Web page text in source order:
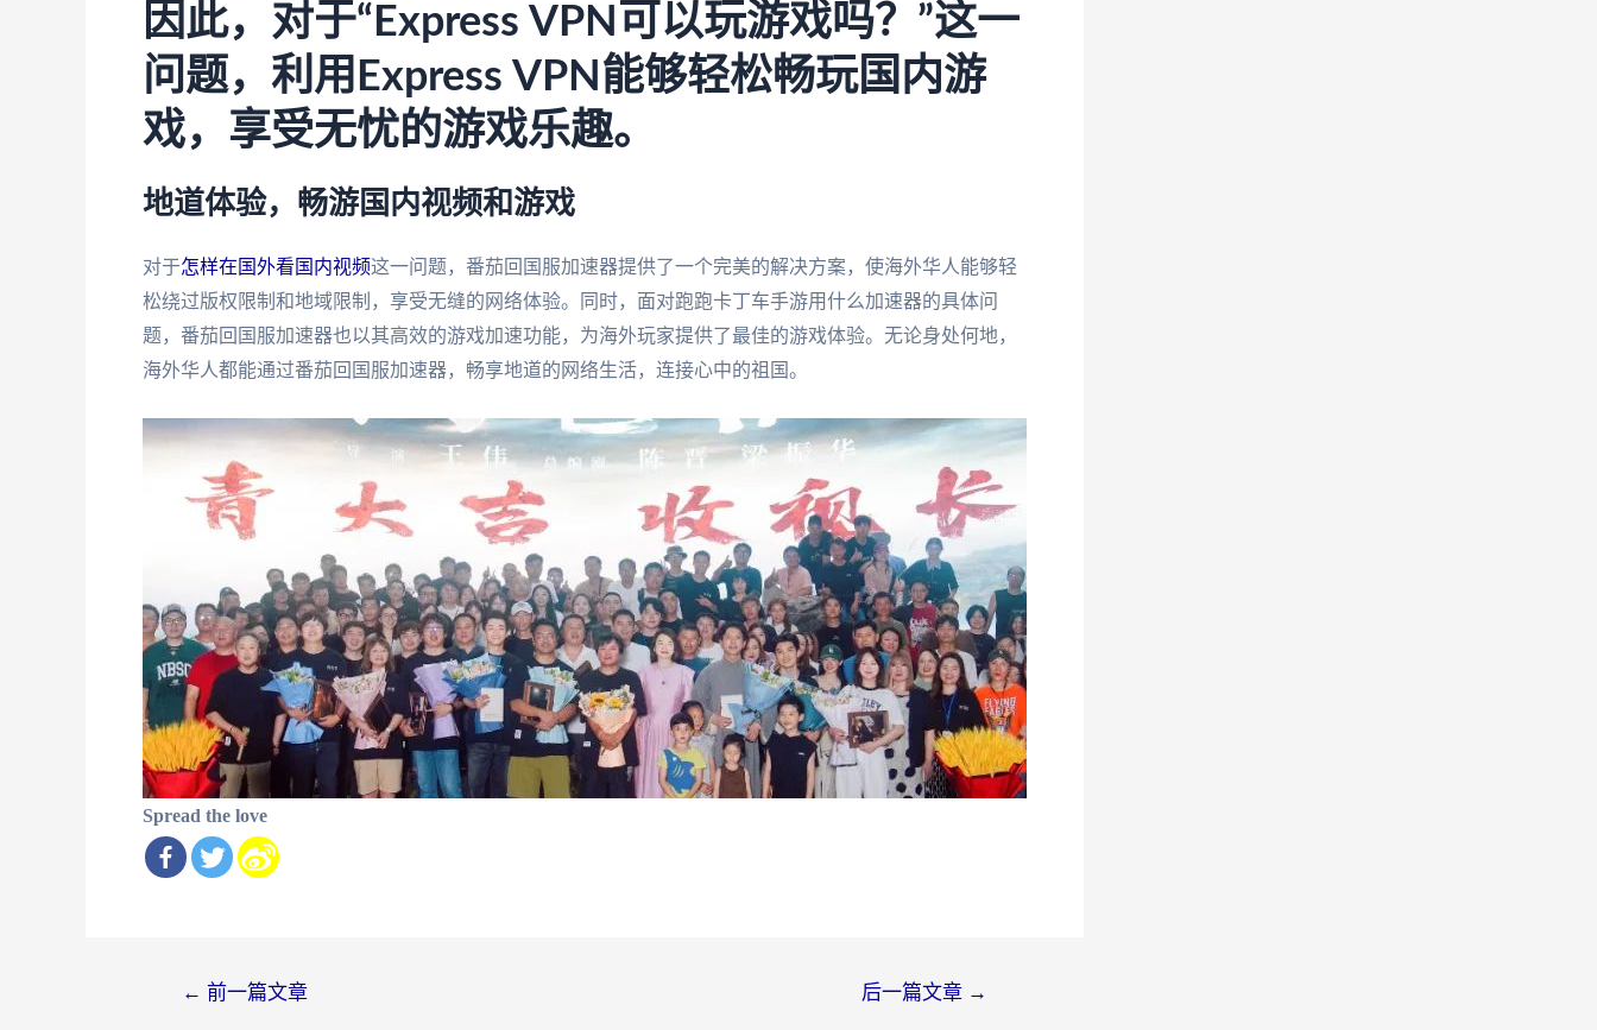
因此，对于“Express VPN可以玩游戏吗？”这一
问题，利用Express VPN能够轻松畅玩国内游
戏，享受无忧的游戏乐趣。
地道体验，畅游国内视频和游戏
对于怎样在国外看国内视频这一问题，番茄回国服加速器提供了一个完美的解决方案，使海外华人能够轻
松绕过版权限制和地域限制，享受无缝的网络体验。同时，面对跑跑卡丁车手游用什么加速器的具体问
题，番茄回国服加速器也以其高效的游戏加速功能，为海外玩家提供了最佳的游戏体验。无论身处何地，
海外华人都能通过番茄回国服加速器，畅享地道的网络生活，连接心中的祖国。
Spread the love
← 前一篇文章 后一篇文章 →